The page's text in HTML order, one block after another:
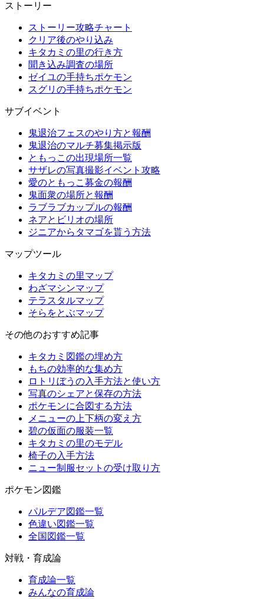
ストーリー
ストーリー攻略チャート
クリア後のやり込み
キタカミの里の行き方
聞き込み調査の場所
ゼイユの手持ちポケモン
スグリの手持ちポケモン
サブイベント
鬼退治フェスのやり方と報酬
鬼退治のマルチ募集掲示版
ともっこの出現場所一覧
サザレの写真撮影イベント攻略
愛のともっこ募金の報酬
鬼面衆の場所と報酬
ラブラブカップルの報酬
ネアとビリオの場所
ジニアからタマゴを貰う方法
マップツール
キタカミの里マップ
わざマシンマップ
テラスタルマップ
そらをとぶマップ
その他のおすすめ記事
キタカミ図鑑の埋め方
もちの効率的な集め方
ロトリぼうの入手方法と使い方
写真のシェアと保存の方法
ポケモンに合図する方法
メニューの上下柄の変え方
碧の仮面の服装一覧
キタカミの里のモデル
椅子の入手方法
ニュー制服セットの受け取り方
ポケモン図鑑
パルデア図鑑一覧
色違い図鑑一覧
全国図鑑一覧
対戦・育成論
育成論一覧
みんなの育成論